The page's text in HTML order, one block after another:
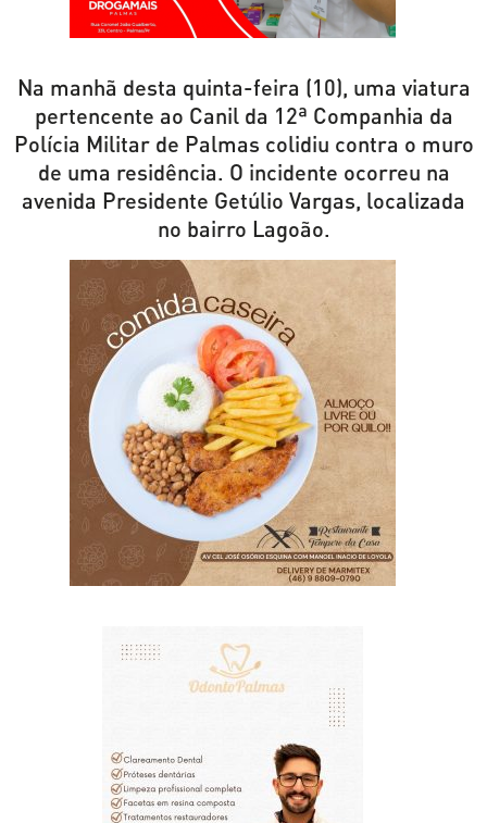
Na manhã desta quinta-feira (10), uma viatura
pertencente ao Canil da 12ª Companhia da
Polícia Militar de Palmas colidiu contra o muro
de uma residência. O incidente ocorreu na
avenida Presidente Getúlio Vargas, localizada
no bairro Lagoão.